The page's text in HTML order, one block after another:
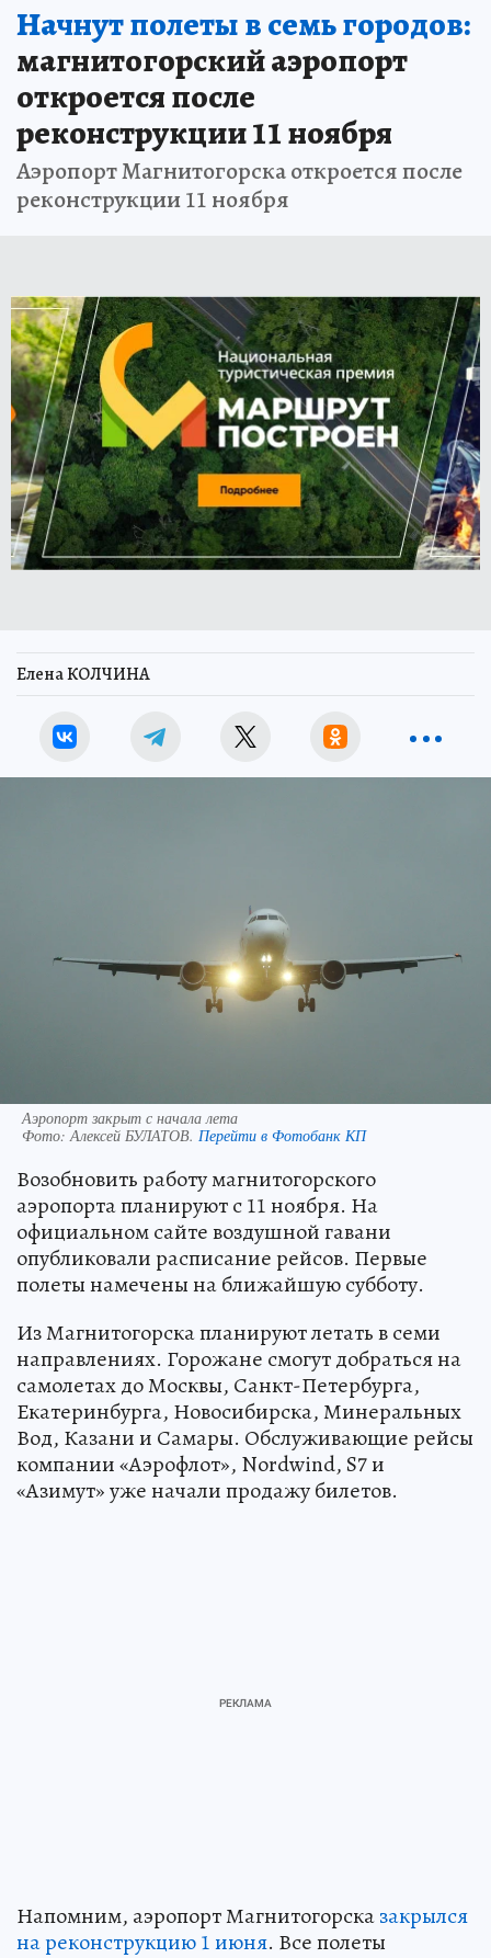
Начнут полеты в семь городов:
магнитогорский аэропорт
откроется после
реконструкции 11 ноября
Аэропорт Магнитогорска откроется после
реконструкции 11 ноября
Елена КОЛЧИНА
Аэропорт закрыт с начала лета
Фото:Алексей БУЛАТОВ. Перейти в Фотобанк КП
Возобновить работу магнитогорского
аэропорта планируют с 11 ноября. На
официальном сайте воздушной гавани
опубликовали расписание рейсов. Первые
полеты намечены на ближайшую субботу.
Из Магнитогорска планируют летать в семи
направлениях. Горожане смогут добраться на
самолетах до Москвы, Санкт-Петербурга,
Екатеринбурга, Новосибирска, Минеральных
Вод, Казани и Самары. Обслуживающие рейсы
компании «Аэрофлот», Nordwind, S7 и
«Азимут» уже начали продажу билетов.
Напомним, аэропорт Магнитогорсказакрылся
на реконструкцию 1 июня. Все полеты